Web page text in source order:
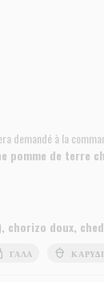
demandé à la
pomme de terre
chorizo doux,
ΓΆΛΑ